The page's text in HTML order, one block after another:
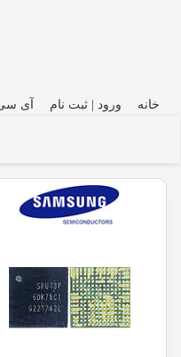
خانه ورود | ثبت نام آی